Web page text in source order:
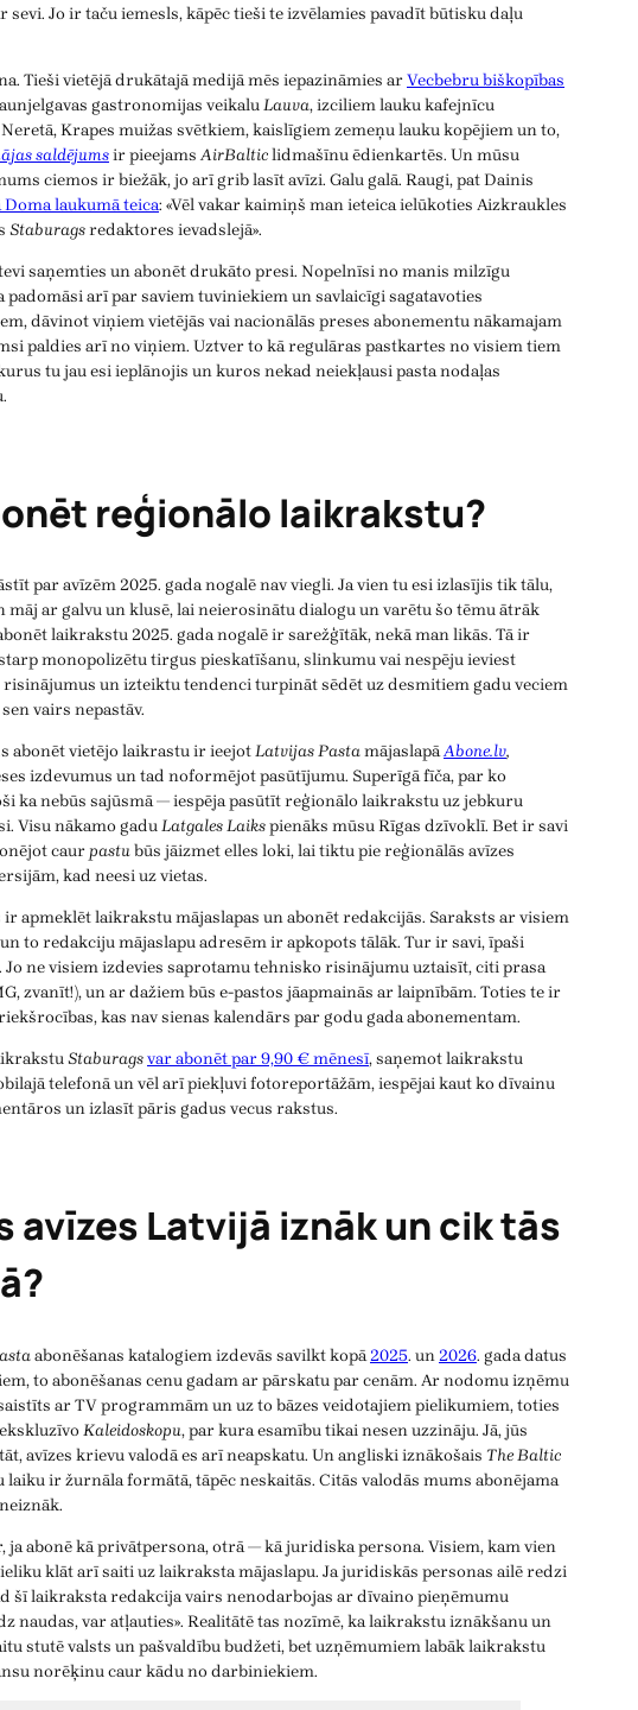
sevi. Jo ir taču iemesls, kāpēc tieši te izvēlamies pavadīt būtisku daļu
Tieši vietējā drukātajā medijā mēs iepazināmies arVecbebru biškopības
gastronomijas veikaluLauva, izciliem lauku kafejnīcu
Krapes muižas svētkiem, kaislīgiem zemeņu lauku kopējiem un to,
saldējumsir pieejamsAirBalticlidmašīnu ēdienkartēs. Un mūsu
ciemos ir biežāk, jo arī grib lasīt avīzi. Galu galā. Raugi, pat Dainis
laukumā teica: «Vēl vakar kaimiņš man ieteica ielūkoties Aizkraukles
Staburagsredaktores ievadslejā».
saņemties un abonēt drukāto presi. Nopelnīsi no manis milzīgu
padomāsi arī par saviem tuviniekiem un savlaicīgi sagatavoties
dāvinot viņiem vietējās vai nacionālās preses abonementu nākamajam
paldies arī no viņiem. Uztver to kā regulāras pastkartes no visiem tiem
tu jau esi ieplānojis un kuros nekad neiekļausi pasta nodaļas
reģionālo laikrakstu?
par avīzēm 2025. gada nogalē nav viegli. Ja vien tu esi izlasījis tik tālu,
māj ar galvu un klusē, lai neierosinātu dialogu un varētu šo tēmu ātrāk
laikrakstu 2025. gada nogalē ir sarežģītāk, nekā man likās. Tā ir
monopolizētu tirgus pieskatīšanu, slinkumu vai nespēju ieviest
un izteiktu tendenci turpināt sēdēt uz desmitiem gadu veciem
vairs nepastāv.
abonēt vietējo laikrastu ir ieejotLatvijas PastamājaslapāAbone.lv,
izdevumus un tad noformējot pasūtījumu. Superīgā fīča, par ko
ka nebūs sajūsmā — iespēja pasūtīt reģionālo laikrakstu uz jebkuru
Visu nākamo gaduLatgales Laikspienāks mūsu Rīgas dzīvoklī. Bet ir savi
caurpastubūs jāizmet elles loki, lai tiktu pie reģionālās avīzes
kad neesi uz vietas.
apmeklēt laikrakstu mājaslapas un abonēt redakcijās. Saraksts ar visiem
to redakciju mājaslapu adresēm ir apkopots tālāk. Tur ir savi, īpaši
ne visiem izdevies saprotamu tehnisko risinājumu uztaisīt, citi prasa
zvanīt!), un ar dažiem būs e-pastos jāapmainās ar laipnībām. Toties te ir
kas nav sienas kalendārs par godu gada abonementam.
Staburagsvar abonēt par 9,90 € mēnesī, saņemot laikrakstu
telefonā un vēl arī piekļuvi fotoreportāžām, iespējai kaut ko dīvainu
un izlasīt pāris gadus vecus rakstus.
avīzes Latvijā iznāk un cik tās
abonēšanas katalogiem izdevās savilkt kopā2025. un2026. gada datus
to abonēšanas cenu gadam ar pārskatu par cenām. Ar nodomu izņēmu
ar TV programmām un uz to bāzes veidotajiem pielikumiem, toties
Kaleidoskopu, par kura esamību tikai nesen uzzināju. Jā, jūs
avīzes krievu valodā es arī neapskatu. Un angliski iznākošais The Baltic
laiku ir žurnāla formātā, tāpēc neskaitās. Citās valodās mums abonējama
ja abonē kā privātpersona, otrā — kā juridiska persona. Visiem, kam vien
klāt arī saiti uz laikraksta mājaslapu. Ja juridiskās personas ailē redzi
šī laikraksta redakcija vairs nenodarbojas ar dīvaino pieņēmumu
naudas, var atļauties». Realitātē tas nozīmē, ka laikrakstu iznākšanu un
stutē valsts un pašvaldību budžeti, bet uzņēmumiem labāk laikrakstu
norēķinu caur kādu no darbiniekiem.